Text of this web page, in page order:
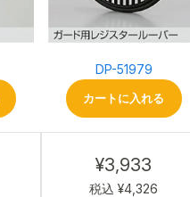
DP-51979
カートに入れる
¥3,933
税込 ¥4,326